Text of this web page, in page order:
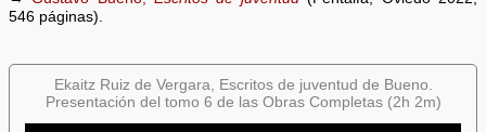
546 páginas).
Ekaitz Ruiz de Vergara, Escritos de juventud de Bueno.
Presentación del tomo 6 de las Obras Completas (2h 2m)